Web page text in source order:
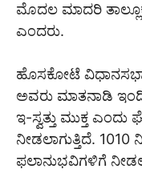
ಮೊದಲ ಮಾದರಿ
ಎಂದರು.
ಹೊಸಕೋಟೆ ವಿಧಾನಸಭಾ
ಅವರು ಮಾತನಾಡಿ
ಇ-ಸ್ವತ್ತು ಮುಕ್ತ ಎಂದು
ನೀಡಲಾಗುತ್ತಿದೆ. 1010
ಫಲಾನುಭವಿಗಳಿಗೆ